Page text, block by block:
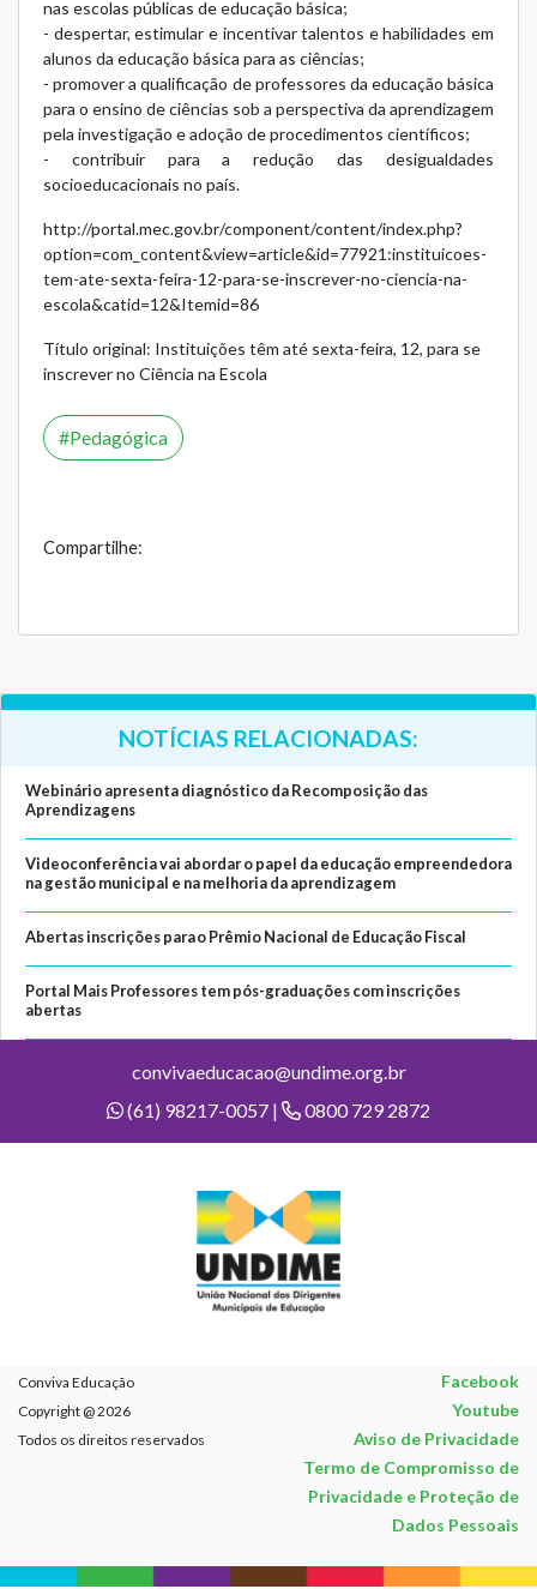
nas escolas públicas de educação básica;
- despertar, estimular e incentivar talentos e habilidades em
alunos da educação básica para as ciências;
- promover a qualificação de professores da educação básica
para o ensino de ciências sob a perspectiva da aprendizagem
pela investigação e adoção de procedimentos científicos;
- contribuir para a redução das desigualdades
socioeducacionais no país.
http://portal.mec.gov.br/component/content/index.php?
option=com_content&view=article&id=77921:instituicoes-
tem-ate-sexta-feira-12-para-se-inscrever-no-ciencia-na-
escola&catid=12&Itemid=86
Título original: Instituições têm até sexta-feira, 12, para se
inscrever no Ciência na Escola
Pedagógica
Compartilhe:
NOTÍCIAS RELACIONADAS:
Webinário apresenta diagnóstico da Recomposição das
Aprendizagens
Videoconferência vai abordar o papel da educação empreendedora
na gestão municipal e na melhoria da aprendizagem
Abertas inscrições para o Prêmio Nacional de Educação Fiscal
Portal Mais Professores tem pós-graduações com inscrições
abertas
convivaeducacao@undime.org.br
(61) 98217-0057 |
0800 729 2872
Conviva Educação Facebook
Copyright @ 2026 Youtube
Todos os direitos reservados
Aviso de Privacidade
Termo de Compromisso de
Privacidade e Proteção de
Dados Pessoais